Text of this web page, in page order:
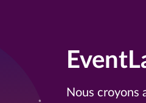
Nous croyons